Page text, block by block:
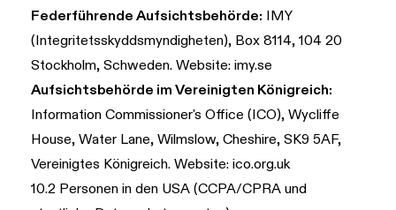
Federführende Aufsichtsbehörde: IMY
(Integritetsskyddsmyndigheten), Box 8114, 104 20
Stockholm, Schweden. Website:imy.se
Aufsichtsbehörde im Vereinigten Königreich:
Information Commissioner's Office (ICO), Wycliffe
House, Water Lane, Wilmslow, Cheshire, SK9 5AF,
Vereinigtes Königreich. Website:ico.org.uk
10.2 Personen in den USA (CCPA/CPRA und